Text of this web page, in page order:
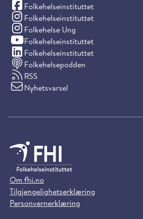
Folkehelseinstituttet
(Facebook)
Folkehelseinstituttet
(Instagram)
Folkehelse Ung
(Instagram)
Folkehelseinstituttet
(YouTube)
Folkehelseinstituttet
(LinkedIn)
Folkehelsepodden
RSS
Nyhetsvarsel
Om fhi.no
Tilgjengelighetserklæring
Personvernerklæring